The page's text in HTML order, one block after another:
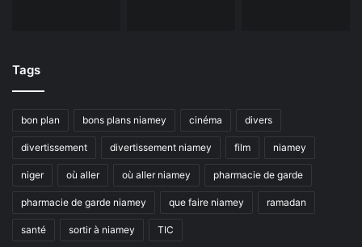
Tags
bon plan bons plans niamey cinéma divers
divertissement divertissement niamey film niamey
niger où aller où aller niamey pharmacie de garde
pharmacie de garde niamey que faire niamey ramadan
santé sortir à niamey TIC